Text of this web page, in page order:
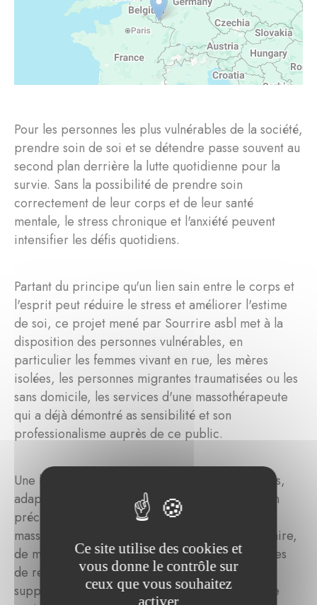
Pour les personnes les plus vulnérables de la société,
prendre soin de soi et se détendre passe souvent au
second plan derrière la lutte quotidienne pour la
survie. Sans la possibilité de prendre soin
correctement de leur corps et de leur santé
mentale, le stress chronique et l'anxiété peuvent
intensifier les défis quotidiens.
Partant du principe qu'un lien sain entre le corps et
l'esprit peut réduire le stress et améliorer l'estime
de soi, ce projet mené par Sourrire asbl met à la
disposition des personnes vulnérables, en
particulier les femmes vivant en rue, les mères
isolées, les personnes migrantes traumatisées ou les
sans domicile, les services d'une massothérapeute
qui a déjà démontré as sensibilité et son
professionalisme auprès de ce public.
Une large gamme d'interventions thérapeutiques,
adaptées aux besoins des personnes en situation
précaire, est disponible. Il s'agit notamment des
massages thérapeutiques, de réflexologie plantaire,
de méditation guidée, de pilates doux, de cercles
de relaxation et de respiration en groupe. En
supprimant l'obstacle financier à ces activités, le
Ce site utilise des cookies et
vous donne le contrôle sur
ceux que vous souhaitez
activer